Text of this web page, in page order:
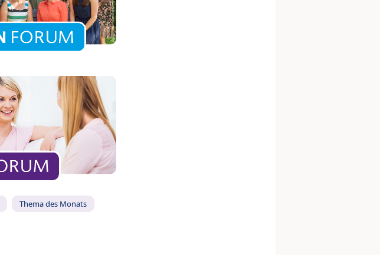
Thema des Monats